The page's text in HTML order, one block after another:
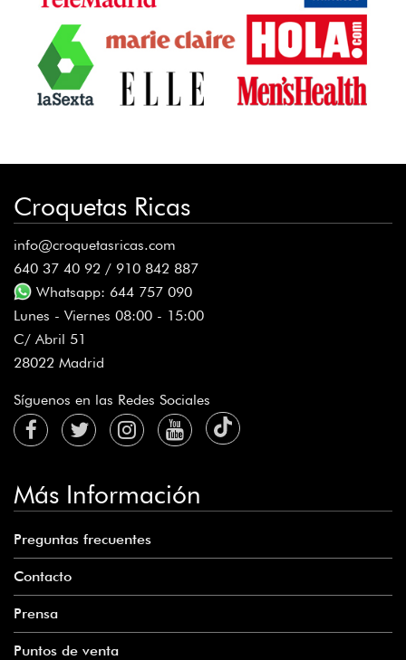
Croquetas Ricas
info@croquetasricas.com
640 37 40 92 / 910 842 887
Whatsapp: 644 757 090
Lunes - Viernes 08:00 - 15:00
C/ Abril 51
28022 Madrid
Síguenos en las Redes Sociales
Más Información
Preguntas frecuentes
Contacto
Prensa
Puntos de venta